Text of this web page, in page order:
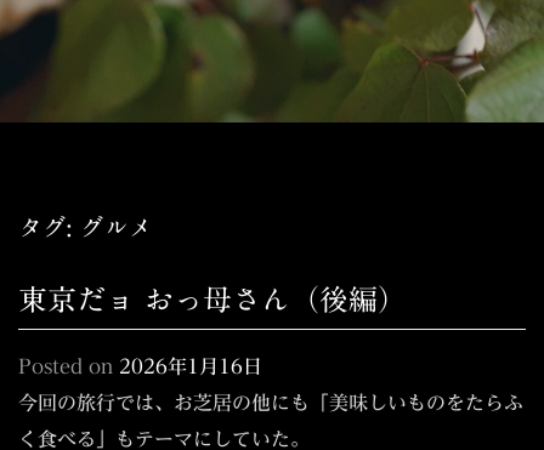
タグ: グルメ
東京だョ おっ母さん（後編）
Posted on 2026年1月16日
今回の旅行では、お芝居の他にも「美味しいものをたらふ
く食べる」もテーマにしていた。